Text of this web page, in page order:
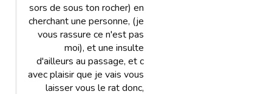
sors de sous ton rocher) en
cherchant une personne, (je
vous rassure ce n'est pas
moi), et une insulte
d'ailleurs au passage, et c
avec plaisir que je vais vous
laisser vous le rat donc,